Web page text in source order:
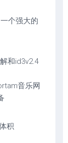
个强大的
和id3v2.4
音乐网
积